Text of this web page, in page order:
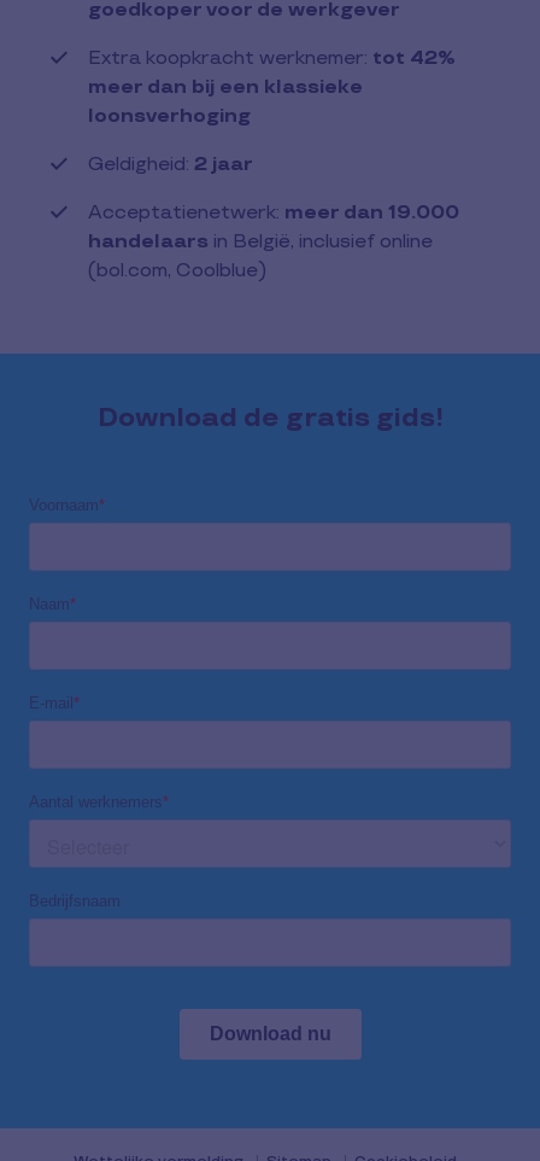
goedkoper voor de werkgever
Extra koopkracht werknemer: tot 42%
meer dan bij een klassieke
loonsverhoging
Geldigheid: 2 jaar
Acceptatienetwerk: meer dan 19.000
handelaars in België, inclusief online
(bol.com, Coolblue)
Download de gratis gids!